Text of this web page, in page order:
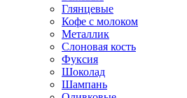
Глянцевые
Кофе с молоком
Металлик
Слоновая кость
Фуксия
Шоколад
Шампань